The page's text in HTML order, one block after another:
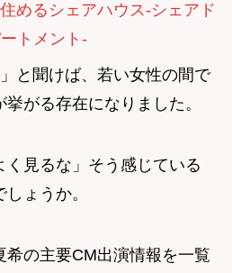
めるシェアハウス-シェアド
トメント-
と聞けば、若い女性の間で
がる存在になりました。
く見るな」そう感じている
ょうか。
希の主要CM出演情報を一覧